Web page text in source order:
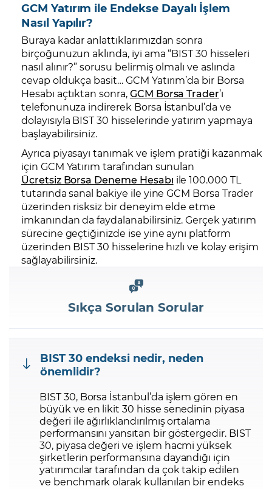
GCM Yatırım ile Endekse Dayalı İşlem
Nasıl Yapılır?
Buraya kadar anlattıklarımızdan sonra
birçoğunuzun aklında, iyi ama “BIST 30 hisseleri
nasıl alınır?” sorusu belirmiş olmalı ve aslında
cevap oldukça basit… GCM Yatırım’da bir Borsa
Hesabı açtıktan sonra,GCM Borsa Trader’ı
telefonunuza indirerek Borsa İstanbul’da ve
dolayısıyla BIST 30 hisselerinde yatırım yapmaya
başlayabilirsiniz.
Ayrıca piyasayı tanımak ve işlem pratiği kazanmak
için GCM Yatırım tarafından sunulan
Ücretsiz Borsa Deneme Hesabı ile 100.000 TL
tutarında sanal bakiye ile yine GCM Borsa Trader
üzerinden risksiz bir deneyim elde etme
imkanından da faydalanabilirsiniz. Gerçek yatırım
sürecine geçtiğinizde ise yine aynı platform
üzerinden BIST 30 hisselerine hızlı ve kolay erişim
sağlayabilirsiniz.
Sıkça Sorulan Sorular
BIST 30 endeksi nedir, neden
önemlidir?
BIST 30, Borsa İstanbul’da işlem gören en
büyük ve en likit 30 hisse senedinin piyasa
değeri ile ağırlıklandırılmış ortalama
performansını yansıtan bir göstergedir. BIST
30, piyasa değeri ve işlem hacmi yüksek
şirketlerin performansına dayandığı için
yatırımcılar tarafından da çok takip edilen
ve benchmark olarak kullanılan bir endeks